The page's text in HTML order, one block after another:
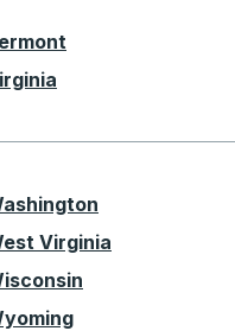
beginning
beginning
Virginia